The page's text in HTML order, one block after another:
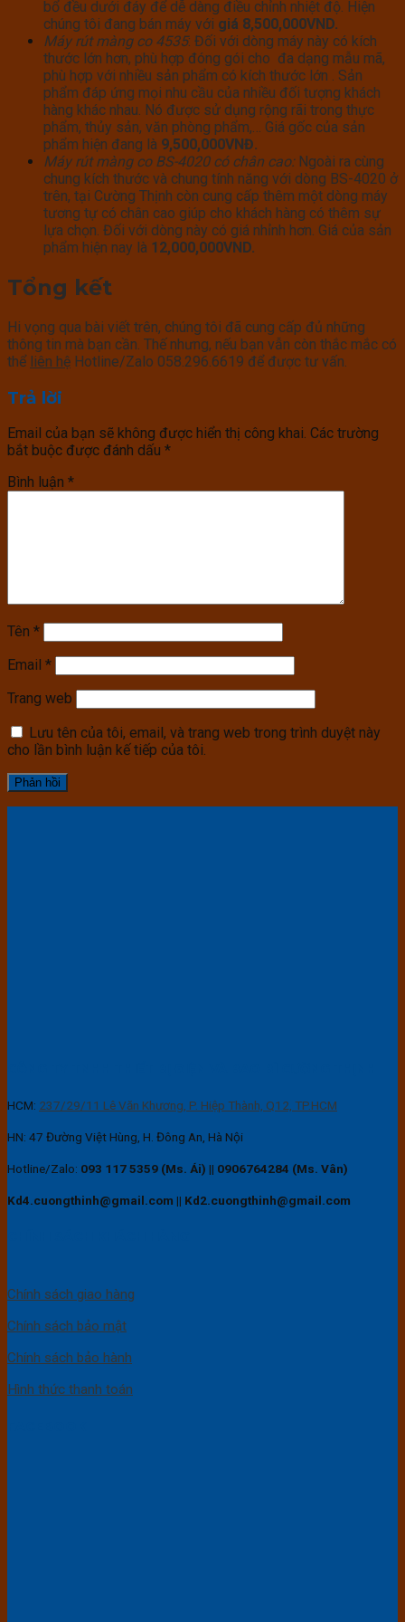
bổ đều dưới đáy để dễ dàng điều chỉnh nhiệt độ. Hiện
chúng tôi đang bán máy với giá 8,500,000VND.
Máy rút màng co 4535: Đối với dòng máy này có kích
thước lớn hơn, phù hợp đóng gói cho đa dạng mẫu mã,
phù hợp với nhiều sản phẩm có kích thước lớn . Sản
phẩm đáp ứng mọi nhu cầu của nhiều đối tượng khách
hàng khác nhau. Nó được sử dụng rộng rãi trong thực
phẩm, thủy sản, văn phòng phẩm,… Giá gốc của sản
phẩm hiện đang là 9,500,000VNĐ.
Máy rút màng co BS-4020 có chân cao:Ngoài ra cùng
chung kích thước và chung tính năng với dòng BS-4020 ở
trên, tại Cường Thịnh còn cung cấp thêm một dòng máy
tương tự có chân cao giúp cho khách hàng có thêm sự
lựa chọn. Đối với dòng này có giá nhỉnh hơn. Giá của sản
phẩm hiện nay là 12,000,000VND.
Tổng kết
Hi vọng qua bài viết trên, chúng tôi đã cung cấp đủ những
thông tin mà bạn cần. Thế nhưng, nếu bạn vẫn còn thắc mắc có
thể liên hệ Hotline/Zalo 058.296.6619 để được tư vấn.
Trả lời
Email của bạn sẽ không được hiển thị công khai. Các trường
bắt buộc được đánh dấu *
Bình luận *
Tên *
Email *
Trang web
Lưu tên của tôi, email, và trang web trong trình duyệt này
cho lần bình luận kế tiếp của tôi.
HCM: 237/29/11 Lê Văn Khương, P. Hiệp Thành, Q12, TP.HCM
HN: 47 Đường Việt Hùng, H. Đông An, Hà Nội
Hotline/Zalo: 093 117 5359 (Ms. Ái) || 0906764284 (Ms. Vân)
Kd4.cuongthinh@gmail.com || Kd2.cuongthinh@gmail.com
Chính sách giao hàng
Chính sách bảo mật
Chính sách bảo hành
Hình thức thanh toán